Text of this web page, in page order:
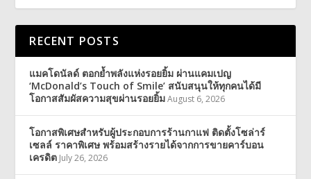
RECENT POSTS
แมคโดนัลด์ ตอกย้ำพลังแห่งรอยยิ้ม ผ่านแคมเปญ
‘McDonald’s Touch of Smile’ สนับสนุนให้ทุกคนได้มี
โอกาสสัมผัสความสุขผ่านรอยยิ้ม August 6, 2026
โอกาสพิเศษสำหรับผู้ประกอบการร้านกาแฟ ติดตั้งโซล่าร์
เซลล์ ราคาพิเศษ พร้อมสร้างรายได้จากการขายคาร์บอน
เครดิต July 26, 2026